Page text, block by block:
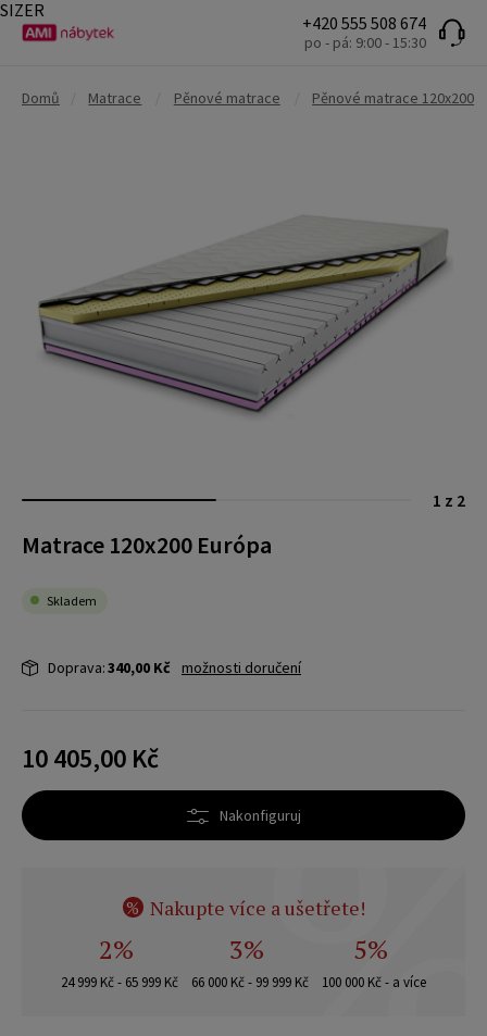
+420 555 508 674
po - pá: 9:00 - 15:30
Domů Matrace Pěnové matrace Pěnové matrace 120x200
1 z 2
Matrace 120x200 Európa
Skladem
Doprava:340,00 Kč možnosti doručení
10 405,00 Kč
Nakonfiguruj
% Nakupte více a ušetřete!
2%
24 999 Kč - 65 999 Kč
3%
66 000 Kč - 99 999 Kč
5%
100 000 Kč - a více
SIZER